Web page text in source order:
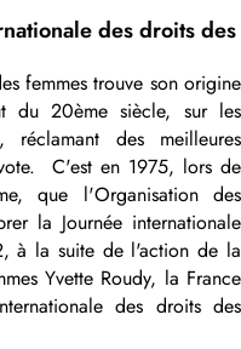
des droits des
femmes trouve son origine
du 20ème siècle, sur les
réclamant des meilleures
C'est en 1975, lors de
que l'Organisation des
la Journée internationale
à la suite de l'action de la
Yvette Roudy, la France
des droits des